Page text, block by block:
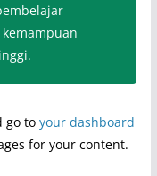
go to your dashboard
for your content.